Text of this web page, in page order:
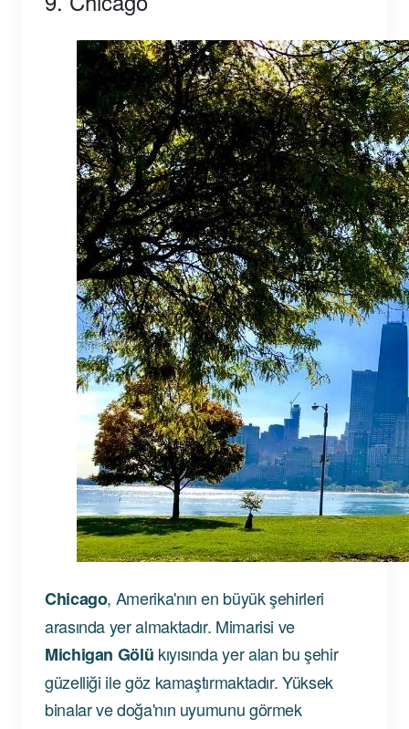
Chicago, Amerika'nın en büyük şehirleri
arasında yer almaktadır. Mimarisi ve
Michigan Gölü kıyısında yer alan bu şehir
güzelliği ile göz kamaştırmaktadır. Yüksek
binalar ve doğa'nın uyumunu görmek